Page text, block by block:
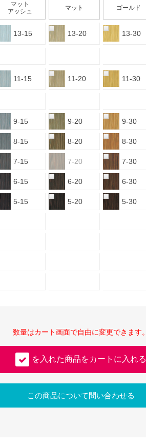
マット
アッシュ
マット ゴールド
13-15 13-20 13-30
11-15 11-20 11-30
9-15 9-20 9-30
8-15 8-20 8-30
7-15 7-20 7-30
6-15 6-20 6-30
5-15 5-20 5-30
数量はカート画面で自由に変更できます。
を入れた商品をカートに入れる
この商品について問い合わせる